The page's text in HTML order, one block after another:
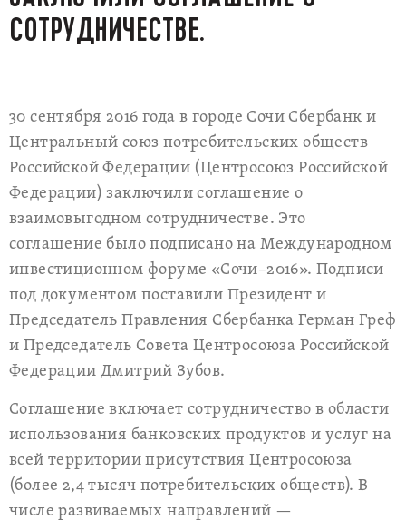
СОТРУДНИЧЕСТВЕ.
30 сентября 2016 года в городе Сочи Сбербанк и
Центральный союз потребительских обществ
Российской Федерации (Центросоюз Российской
Федерации) заключили соглашение о
взаимовыгодном сотрудничестве. Это
соглашение было подписано на Международном
инвестиционном форуме «Сочи–2016». Подписи
под документом поставили Президент и
Председатель Правления Сбербанка Герман Греф
и Председатель Совета Центросоюза Российской
Федерации Дмитрий Зубов.
Соглашение включает сотрудничество в области
использования банковских продуктов и услуг на
всей территории присутствия Центросоюза
(более 2,4 тысяч потребительских обществ). В
числе развиваемых направлений —